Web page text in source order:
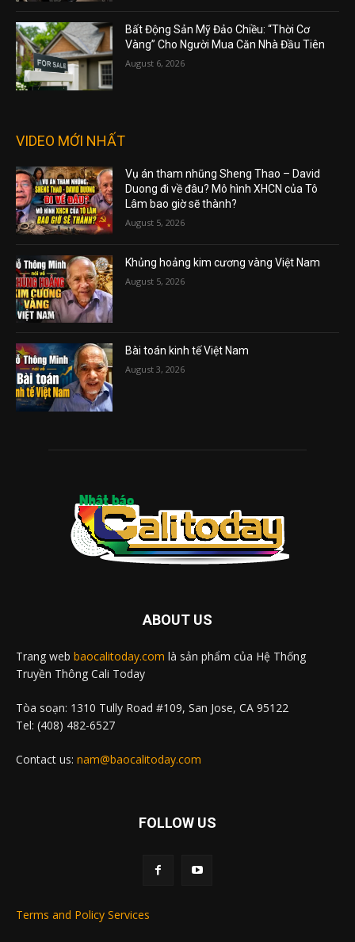
Bất Động Sản Mỹ Đảo Chiều: “Thời Cơ
Vàng” Cho Người Mua Căn Nhà Đầu Tiên
August 6, 2026
VIDEO MỚI NHẤT
Vụ án tham nhũng Sheng Thao – David
Duong đi về đâu? Mô hình XHCN của Tô
Lâm bao giờ sẽ thành?
August 5, 2026
Khủng hoảng kim cương vàng Việt Nam
August 5, 2026
Bài toán kinh tế Việt Nam
August 3, 2026
ABOUT US
Trang web baocalitoday.com là sản phẩm của Hệ Thống
Truyền Thông Cali Today
Tòa soạn: 1310 Tully Road #109, San Jose, CA 95122
Tel: (408) 482-6527
Contact us: nam@baocalitoday.com
FOLLOW US
Terms and Policy Services